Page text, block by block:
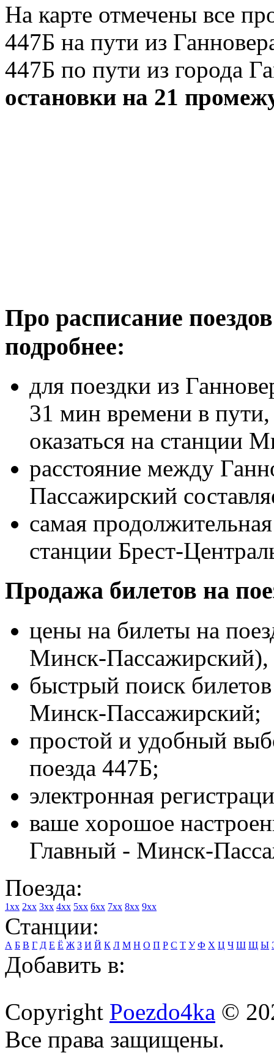
На карте отмечены все
447Б на пути из
447Б по пути из города
остановки на 21
Про расписание
подробнее:
для поездки из
31 мин времени в
оказаться на станции
расстояние между
Пассажирский
самая
станции Брест-
Продажа билетов на
цены на билеты на
Минск-Пассажирский),
быстрый поиск
Минск-Пассажирский;
простой и удобный
поезда 447Б;
электронная
ваше хорошое
Главный - Минск-
Поезда:
1xx 2xx 3xx 4xx 5xx 6xx 7xx 8xx 9xx
Станции:
А Б В Г Д Е Ё Ж З И Й К Л М Н О П Р С Т У Ф Х Ц Ч Ш Щ Ы
Добавить в:
Copyright Poezdo4ka ©
Все права защищены.